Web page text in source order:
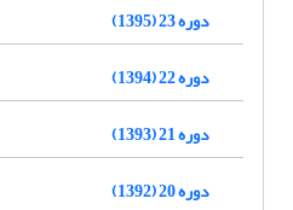
دوره 23 (1395)
دوره 22 (1394)
دوره 21 (1393)
دوره 20 (1392)